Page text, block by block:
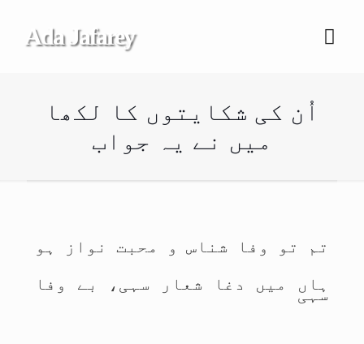
Ada Jafarey
اُن کی شکایتوں کا لکھا
میں نے یہ جواب
تم تو وفا شناس و محبت نواز ہو
ہاں میں دغا شعار سہی، بے وفا
سہی